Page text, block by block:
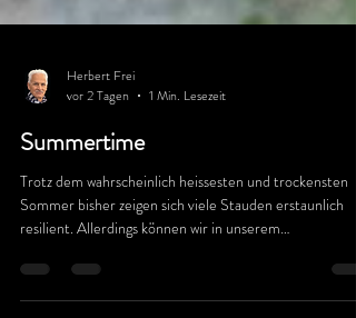
Herbert Frei
Summertime
Sommer bisher zeigen sich viele Stauden erstaunlich
resilient. Allerdings können wir in unserem